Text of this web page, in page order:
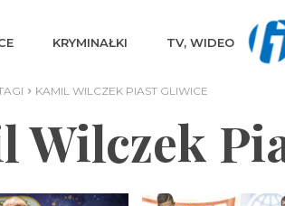
KRYMINAŁKI TV, WIDEO
KAMIL WILCZEK PIAST GLIWICE
Wilczek